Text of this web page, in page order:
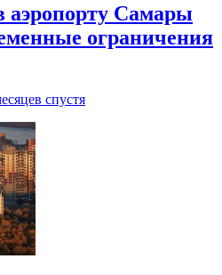
аэропорту Самары
ограничения
спустя